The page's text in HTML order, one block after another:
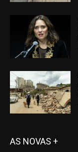
AS NOVAS +